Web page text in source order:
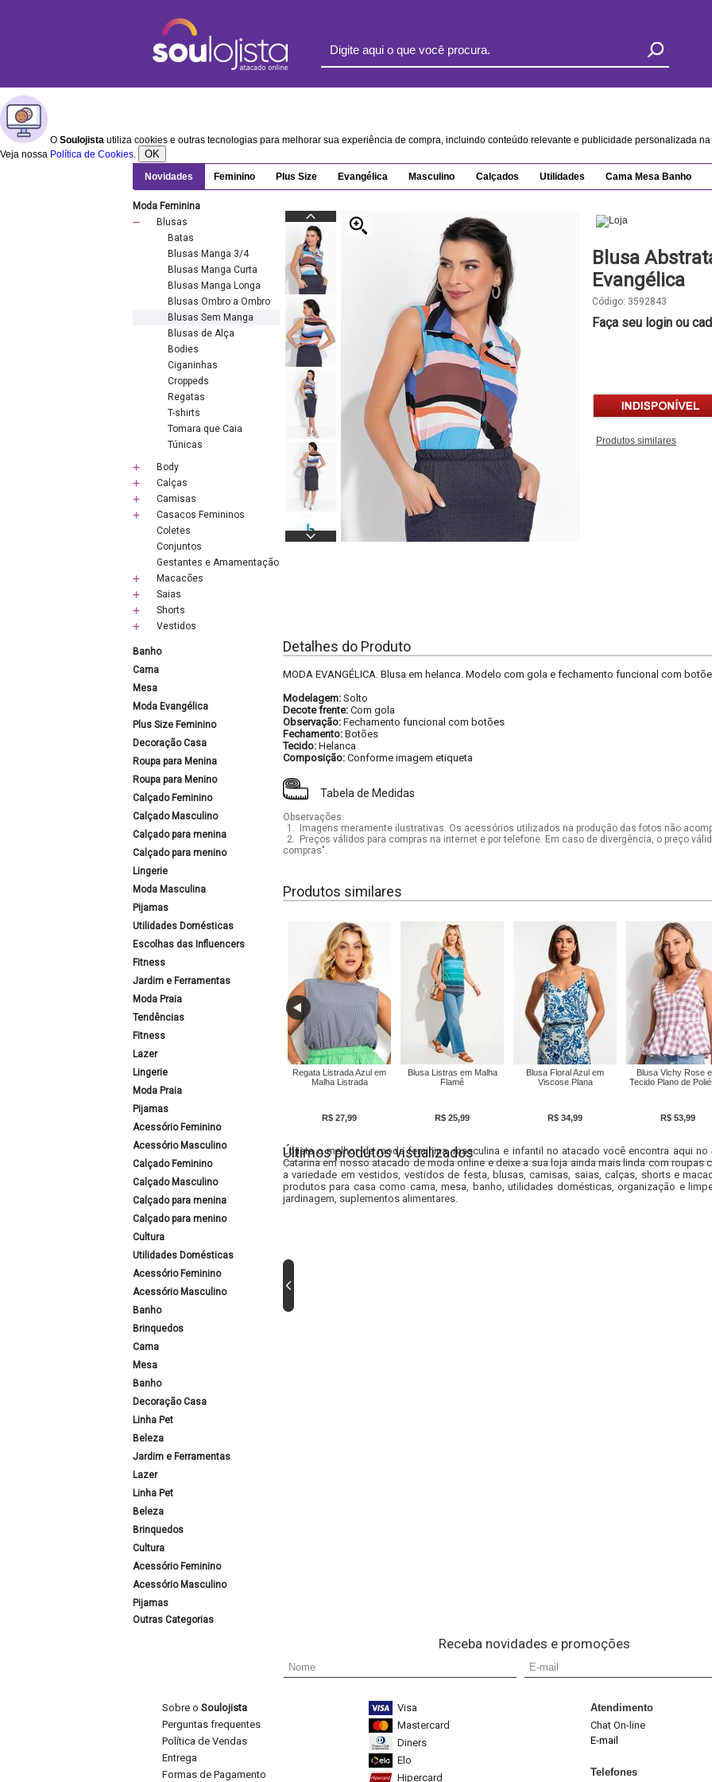
O Soulojista utiliza cookies e outras tecnologias para melhorar sua experiência de compra, incluindo conteúdo relevante e publicidade personalizada
Veja nossa Política de Cookies. OK
Novidades Feminino Plus Size Evangélica Masculino Calçados Utilidades Cama Mesa Banho
Moda Feminina
Blusas
Batas
Blusas Manga 3/4
Blusas Manga Curta
Blusas Manga Longa
Blusas Ombro a Ombro
Blusas Sem Manga
Blusas de Alça
Bodies
Ciganinhas
Croppeds
Regatas
T-shirts
Tomara que Caia
Túnicas
Body
Calças
Camisas
Casacos Femininos
Coletes
Conjuntos
Gestantes e Amamentação
Macacões
Saias
Shorts
Vestidos
Banho
Cama
Mesa
Moda Evangélica
Plus Size Feminino
Decoração Casa
Roupa para Menina
Roupa para Menino
Calçado Feminino
Calçado Masculino
Calçado para menina
Calçado para menino
Lingerie
Moda Masculina
Pijamas
Utilidades Domésticas
Escolhas das Influencers
Fitness
Jardim e Ferramentas
Moda Praia
Tendências
Fitness
Lazer
Lingerie
Moda Praia
Pijamas
Acessório Feminino
Acessório Masculino
Calçado Feminino
Calçado Masculino
Calçado para menina
Calçado para menino
Cultura
Utilidades Domésticas
Acessório Feminino
Acessório Masculino
Banho
Brinquedos
Cama
Mesa
Banho
Decoração Casa
Linha Pet
Beleza
Jardim e Ferramentas
Lazer
Linha Pet
Beleza
Brinquedos
Cultura
Acessório Feminino
Acessório Masculino
Pijamas
Outras Categorias
Blusa
Evangélica
Código: 3592843
Faça seu login ou
Produtos similares
Detalhes do Produto
MODA EVANGÉLICA. Blusa em helanca. Modelo com gola e fechamento funcional com
Modelagem: Solto
Decote frente: Com gola
Observação: Fechamento funcional com botões
Fechamento: Botões
Tecido: Helanca
Composição: Conforme imagem etiqueta
Tabela de Medidas
Observações:
1.
Imagens meramente ilustrativas. Os acessórios utilizados na produção das fotos não
2.
Preços válidos para compras na internet e por telefone. Em caso de divergência, o preço
compras".
Produtos similares
Regata Listrada Azul em
Malha Listrada
R$ 27,99
Blusa Listras em Malha
Flamê
R$ 25,99
Blusa Floral Azul em
Viscose Plana
R$ 34,99
Blusa Vichy Rose
Tecido Plano de
R$ 53,99
Últimos produtos visualizados
Lojista o melhor da moda feminina, masculina e infantil no atacado você encontra aqui no
Catarina em nosso atacado de moda online e deixe a sua loja ainda mais linda com roupas
a variedade em vestidos, vestidos de festa, blusas, camisas, saias, calças, shorts e
produtos para casa como cama, mesa, banho, utilidades domésticas, organização e
jardinagem, suplementos alimentares.
Receba novidades e promoções
Sobre o Soulojista
Perguntas frequentes
Política de Vendas
Entrega
Formas de Pagamento
Visa
Mastercard
Diners
Elo
Hipercard
Atendimento
Chat On-line
E-mail
Telefones